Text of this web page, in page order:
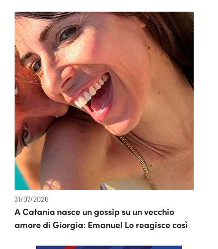
31/07/2026
A Catania nasce un gossip su un vecchio
amore di Giorgia: Emanuel Lo reagisce così